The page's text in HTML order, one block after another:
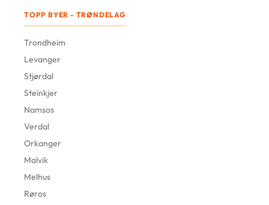
TOPP BYER - TRØNDELAG
Trondheim
Levanger
Stjørdal
Steinkjer
Namsos
Verdal
Orkanger
Malvik
Melhus
Røros